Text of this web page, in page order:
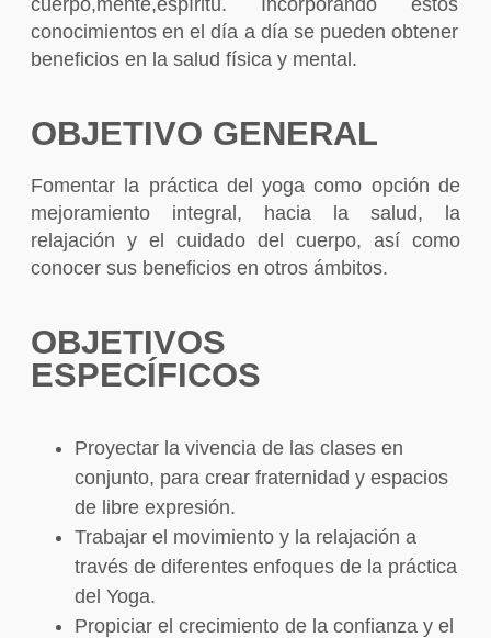
conocimientos en el día a día se pueden obtener
beneficios en la salud física y mental.
OBJETIVO GENERAL
Fomentar la práctica del yoga como opción de
mejoramiento integral, hacia la salud, la
relajación y el cuidado del cuerpo, así como
conocer sus beneficios en otros ámbitos.
OBJETIVOS
ESPECÍFICOS
Proyectar la vivencia de las clases en
conjunto, para crear fraternidad y espacios
de libre expresión.
Trabajar el movimiento y la relajación a
través de diferentes enfoques de la práctica
del Yoga.
Propiciar el crecimiento de la confianza y el